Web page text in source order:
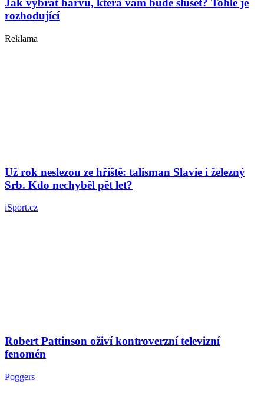
Jak vybrat barvu, která vám bude slušet? Tohle je
rozhodující
Reklama
Už rok neslezou ze hřiště: talisman Slavie i železný
Srb. Kdo nechyběl pět let?
iSport.cz
Robert Pattinson oživí kontroverzní televizní
fenomén
Poggers